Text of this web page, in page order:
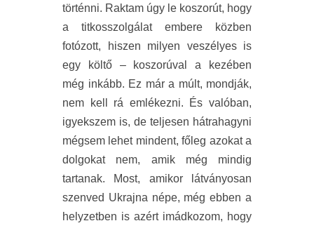
történni. Raktam úgy le koszorút, hogy
a titkosszolgálat embere közben
fotózott, hiszen milyen veszélyes is
egy költő – koszorúval a kezében
még inkább. Ez már a múlt, mondják,
nem kell rá emlékezni. És valóban,
igyekszem is, de teljesen hátrahagyni
mégsem lehet mindent, főleg azokat a
dolgokat nem, amik még mindig
tartanak. Most, amikor látványosan
szenved Ukrajna népe, még ebben a
helyzetben is azért imádkozom, hogy